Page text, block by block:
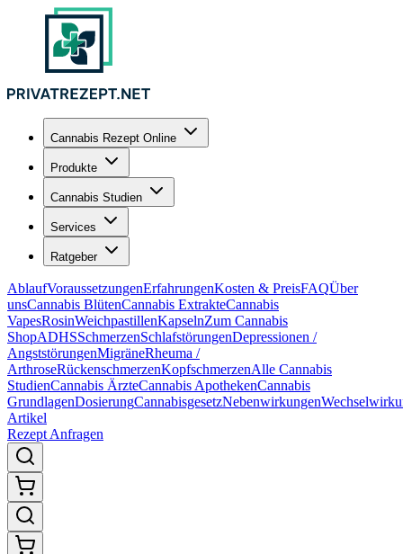
Cannabis Rezept Online
Produkte
Cannabis Studien
Services
Ratgeber
AblaufVoraussetzungenErfahrungenKosten & PreisFAQÜber
unsCannabis BlütenCannabis ExtrakteCannabis
VapesRosinWeichpastillenKapselnZum Cannabis
ShopADHSSchmerzenSchlafstörungenDepressionen /
AngststörungenMigräneRheuma /
ArthroseRückenschmerzenKopfschmerzenAlle Cannabis
StudienCannabis ÄrzteCannabis ApothekenCannabis
GrundlagenDosierungCannabisgesetzNebenwirkungen
Artikel
Rezept Anfragen